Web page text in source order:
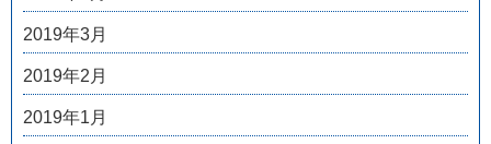
2019年3月
2019年2月
2019年1月